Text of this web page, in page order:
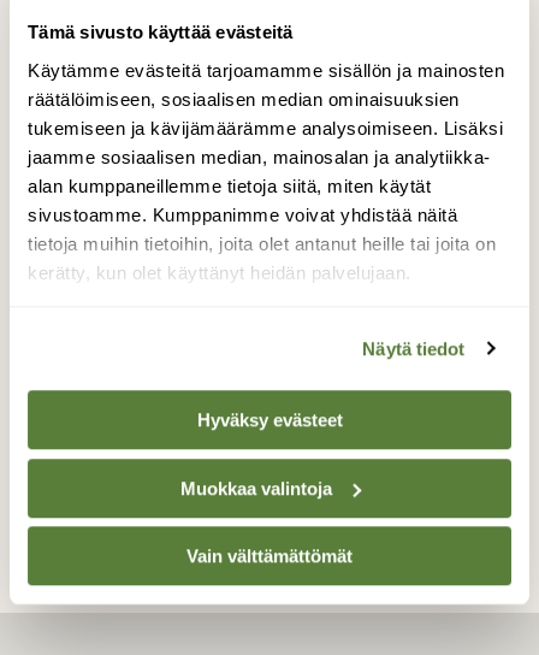
Tämä sivusto käyttää evästeitä
Käytämme evästeitä tarjoamamme sisällön ja mainosten
räätälöimiseen, sosiaalisen median ominaisuuksien
tukemiseen ja kävijämäärämme analysoimiseen. Lisäksi
jaamme sosiaalisen median, mainosalan ja analytiikka-
alan kumppaneillemme tietoja siitä, miten käytät
sivustoamme. Kumppanimme voivat yhdistää näitä
tietoja muihin tietoihin, joita olet antanut heille tai joita on
kerätty, kun olet käyttänyt heidän palvelujaan.
Näytä tiedot
Hyväksy evästeet
Muokkaa valintoja
Vain välttämättömät
Palelee
Pakkasta -30, linnut ovat todella kylmissään
ja syövät maassa . Makuulla jalat ovat
höyhenpeitteen alla lämpimässä.
Toivottavasti pian lämpenee parikymmentä
astetta!!!
TAKAISIN LISTAAN